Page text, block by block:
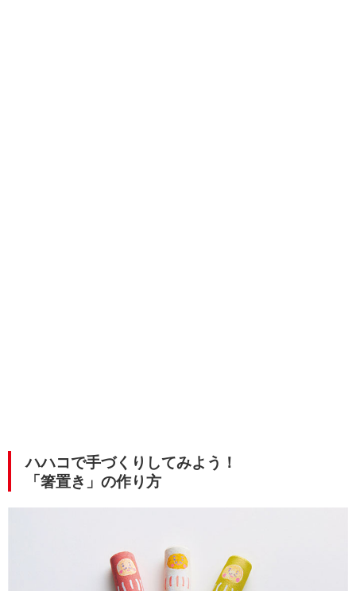
ハハコで手づくりしてみよう！
「箸置き」の作り方